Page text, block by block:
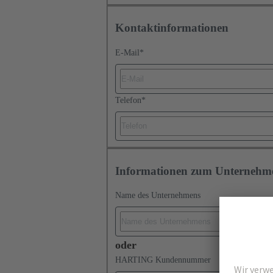
Kontaktinformationen
E-Mail *
Telefon*
Informationen zum
Name des Unternehmens
oder
HARTING Kundennummer